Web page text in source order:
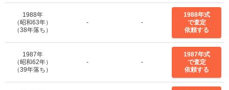
1988年
（昭和63年）
（38年落ち）
- -
1988年式
で査定
依頼する
1987年
（昭和62年）
（39年落ち）
- -
1987年式
で査定
依頼する